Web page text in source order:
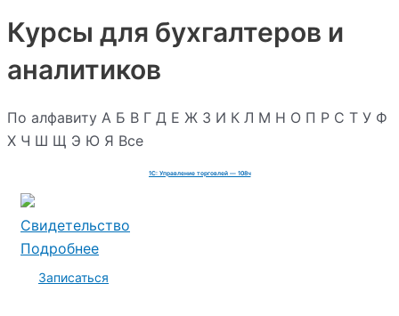
Курсы для бухгалтеров и
аналитиков
По алфавиту А Б В Г Д Е Ж З И К Л М Н О П Р С Т У Ф
Х Ч Ш Щ Э Ю Я Все
1С: Управление торговлей — 108ч
Свидетельство
Подробнее
Записаться